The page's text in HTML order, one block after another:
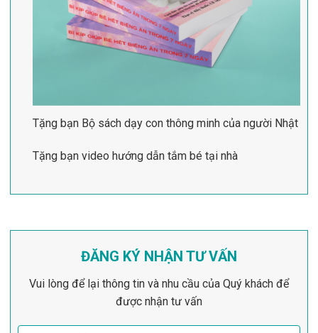
Tặng bạn Bộ sách dạy con thông minh của người Nhật
Tặng bạn video hướng dẫn tắm bé tại nhà
ĐĂNG KÝ NHẬN TƯ VẤN
Vui lòng để lại thông tin và nhu cầu của Quý khách để
được nhận tư vấn